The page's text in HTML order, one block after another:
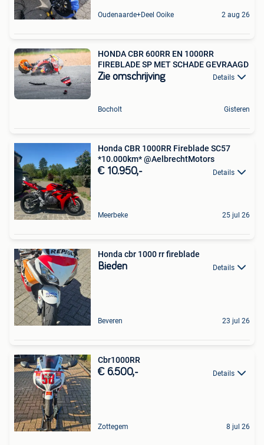
Oudenaarde+Deel Ooike 2 aug 26
HONDA CBR 600RR EN 1000RR
FIREBLADE SP MET SCHADE GEVRAAGD
Zie omschrijving Details
Bocholt Gisteren
Honda CBR 1000RR Fireblade SC57
*10.000km* @AelbrechtMotors
€ 10.950,- Details
Meerbeke 25 jul 26
Honda cbr 1000 rr fireblade
Bieden Details
Beveren 23 jul 26
Cbr1000RR
€ 6.500,- Details
Zottegem 8 jul 26